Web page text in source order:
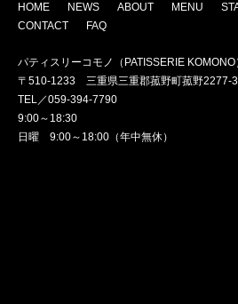
HOME NEWS ABOUT MENU
CONTACT
FAQ
パティスリーコモノ（PATISSERIE KOMONO
〒510-1233 三重県三重郡菰野町菰野2277-3
TEL／059-394-7790
9:00～18:30
日曜 9:00～18:00（年中無休）